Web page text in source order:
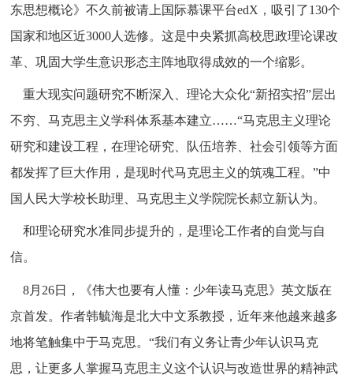
东思想概论》不久前被请上国际慕课平台edX，吸引了130个
国家和地区近3000人选修。这是中央紧抓高校思政理论课改
革、巩固大学生意识形态主阵地取得成效的一个缩影。
重大现实问题研究不断深入、理论大众化“新招实招”层出
不穷、马克思主义学科体系基本建立……“马克思主义理论
研究和建设工程，在理论研究、队伍培养、社会引领等方面
都发挥了巨大作用，是现时代马克思主义的筑魂工程。”中
国人民大学校长助理、马克思主义学院院长郝立新认为。
和理论研究水准同步提升的，是理论工作者的自觉与自
信。
8月26日，《伟大也要有人懂：少年读马克思》英文版在
京首发。作者韩毓海是北大中文系教授，近年来他越来越多
地将笔触集中于马克思。“我们有义务让青少年认识马克
思，让更多人掌握马克思主义这个认识与改造世界的精神武